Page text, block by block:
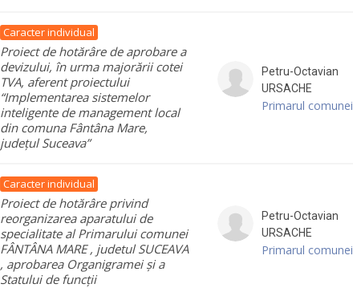
Caracter individual
Proiect de hotărâre de aprobare a
devizului, în urma majorării cotei
TVA, aferent proiectului
“Implementarea sistemelor
inteligente de management local
din comuna Fântâna Mare,
județul Suceava”
Petru-Octavian
URSACHE
Primarul comunei
Caracter individual
Proiect de hotărâre privind
reorganizarea aparatului de
specialitate al Primarului comunei
FÂNTÂNA MARE , judetul SUCEAVA
, aprobarea Organigramei și a
Statului de funcții
Petru-Octavian
URSACHE
Primarul comunei